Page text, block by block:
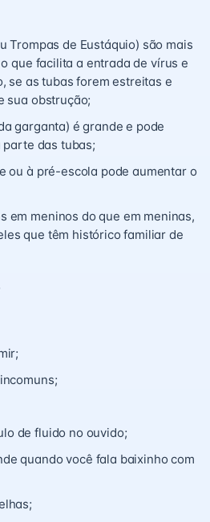
Trompas de Eustáquio) são mais
que facilita a entrada de vírus e
se as tubas forem estreitas e
sua obstrução;
garganta) é grande e pode
das tubas;
ou à pré-escola pode aumentar o
em meninos do que em meninas,
que têm histórico familiar de
de fluido no ouvido;
quando você fala baixinho com